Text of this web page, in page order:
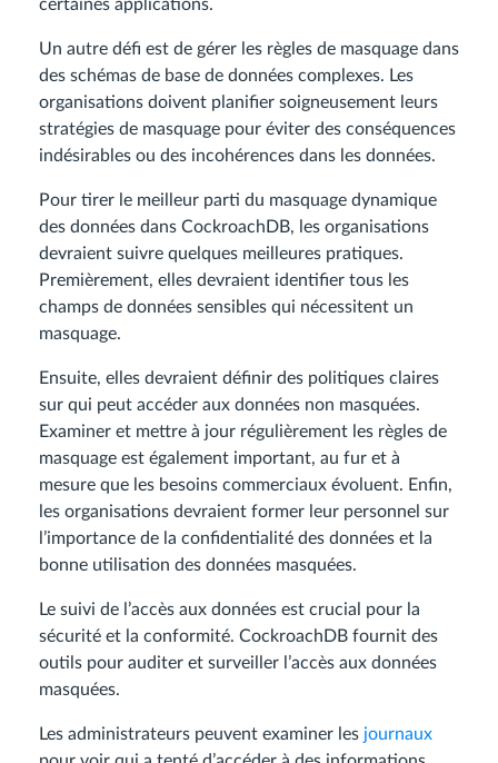
certaines applications.
Un autre défi est de gérer les règles de masquage dans
des schémas de base de données complexes. Les
organisations doivent planifier soigneusement leurs
stratégies de masquage pour éviter des conséquences
indésirables ou des incohérences dans les données.
Pour tirer le meilleur parti du masquage dynamique
des données dans CockroachDB, les organisations
devraient suivre quelques meilleures pratiques.
Premièrement, elles devraient identifier tous les
champs de données sensibles qui nécessitent un
masquage.
Ensuite, elles devraient définir des politiques claires
sur qui peut accéder aux données non masquées.
Examiner et mettre à jour régulièrement les règles de
masquage est également important, au fur et à
mesure que les besoins commerciaux évoluent. Enfin,
les organisations devraient former leur personnel sur
l’importance de la confidentialité des données et la
bonne utilisation des données masquées.
Le suivi de l’accès aux données est crucial pour la
sécurité et la conformité. CockroachDB fournit des
outils pour auditer et surveiller l’accès aux données
masquées.
Les administrateurs peuvent examiner les journaux